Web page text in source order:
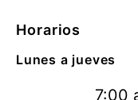
Horarios
Lunes a jueves
7:00